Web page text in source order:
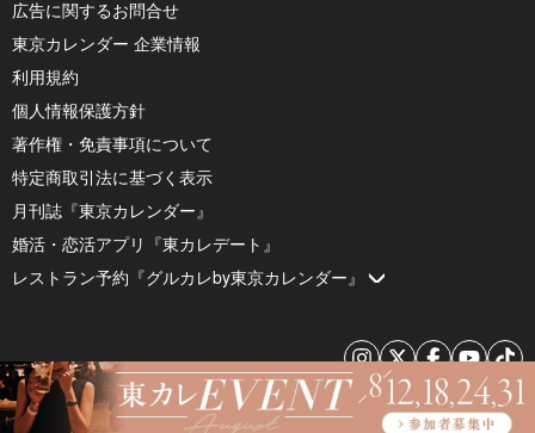
広告に関するお問合せ
東京カレンダー 企業情報
利用規約
個人情報保護方針
著作権・免責事項について
特定商取引法に基づく表示
月刊誌『東京カレンダー』
婚活・恋活アプリ『東カレデート』
レストラン予約『グルカレby東京カレンダー』
© 2026 by Tokyo Calendar, Inc.